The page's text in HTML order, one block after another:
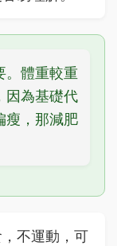
。體重較重
因為基礎代
瘦，那減肥
不運動，可